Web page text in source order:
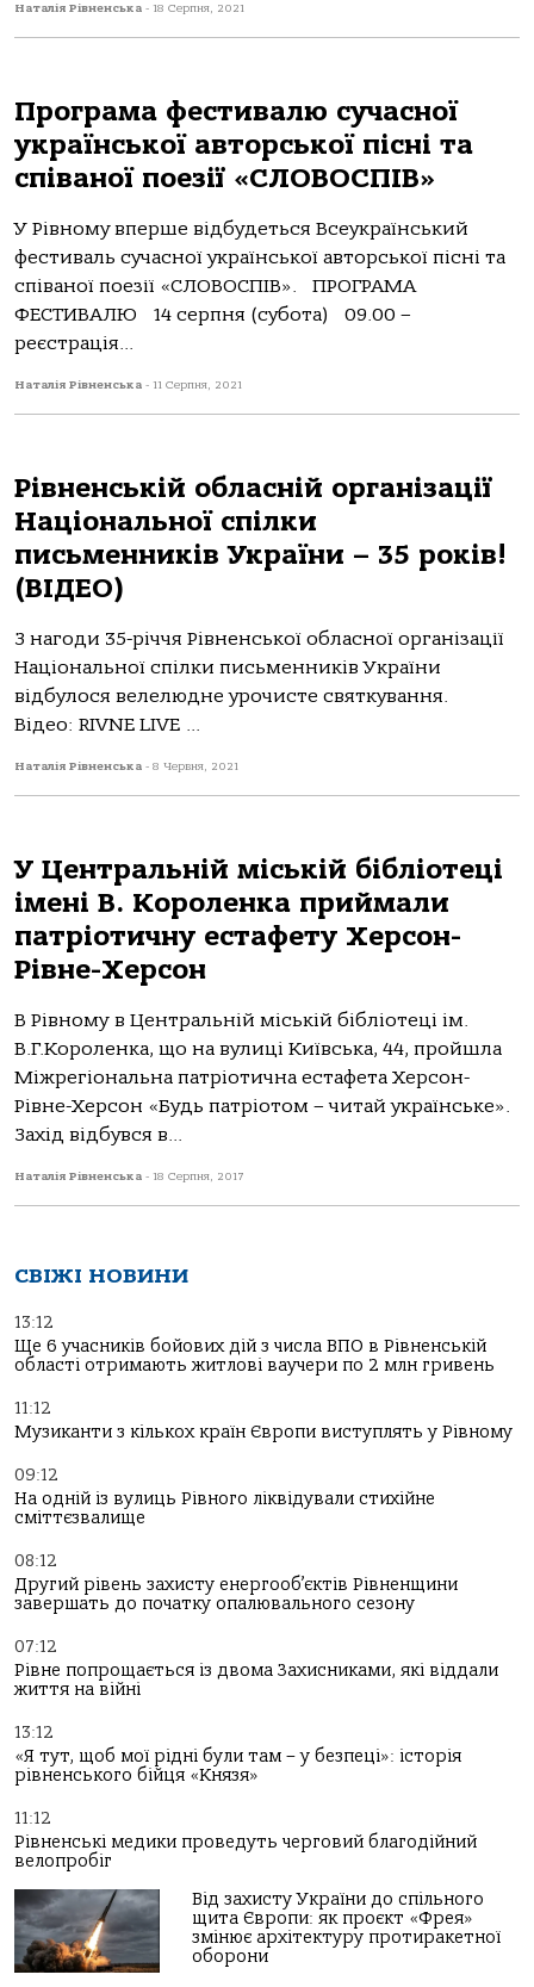
Наталія Рівненська - 18 Серпня, 2021
Програма фестивалю сучасної
української авторської пісні та
співаної поезії «СЛОВОСПІВ»
У Рівному вперше відбудеться Всеукраїнський
фестиваль сучасної української авторської пісні та
співаної поезії «СЛОВОСПІВ». ПРОГРАМА
ФЕСТИВАЛЮ 14 серпня (субота) 09.00 –
реєстрація...
Наталія Рівненська - 11 Серпня, 2021
Рівненській обласній організації
Національної спілки
письменників України – 35 років!
(ВІДЕО)
З нагоди 35-річчя Рівненської обласної організації
Національної спілки письменників України
відбулося велелюдне урочисте святкування.
Відео: RIVNE LIVE ...
Наталія Рівненська - 8 Червня, 2021
У Центральній міській бібліотеці
імені В. Короленка приймали
патріотичну естафету Херсон-
Рівне-Херсон
В Рівному в Центральній міській бібліотеці ім.
В.Г.Короленка, що на вулиці Київська, 44, пройшла
Міжрегіональна патріотична естафета Херсон-
Рівне-Херсон «Будь патріотом – читай українське».
Захід відбувся в...
Наталія Рівненська - 18 Серпня, 2017
СВІЖІ НОВИНИ
13:12
Ще 6 учасників бойових дій з числа ВПО в Рівненській
області отримають житлові ваучери по 2 млн гривень
11:12
Музиканти з кількох країн Європи виступлять у Рівному
09:12
На одній із вулиць Рівного ліквідували стихійне
сміттєзвалище
08:12
Другий рівень захисту енергооб’єктів Рівненщини
завершать до початку опалювального сезону
07:12
Рівне попрощається із двома Захисниками, які віддали
життя на війні
13:12
«Я тут, щоб мої рідні були там – у безпеці»: історія
рівненського бійця «Князя»
11:12
Рівненські медики проведуть черговий благодійний
велопробіг
Від захисту України до спільного
щита Європи: як проєкт «Фрея»
змінює архітектуру протиракетної
оборони